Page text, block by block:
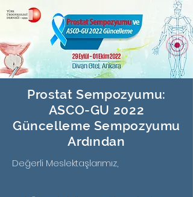
Prostat Sempozyumu:
ASCO-GU 2022
Güncelleme Sempozyumu
Ardından
Değerli Meslektaşlarımız,